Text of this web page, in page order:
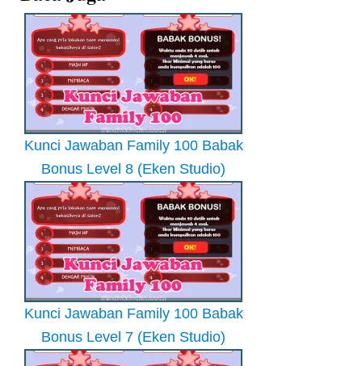
Kunci Jawaban Family 100 Babak
Bonus Level 8 (Eken Studio)
Kunci Jawaban Family 100 Babak
Bonus Level 7 (Eken Studio)